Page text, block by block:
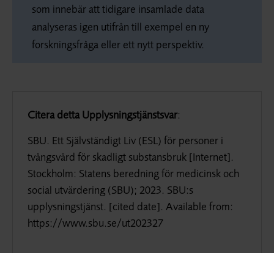
som innebär att tidigare insamlade data
analyseras igen utifrån till exempel en ny
forskningsfråga eller ett nytt perspektiv.
Citera detta Upplysningstjänstsvar:
SBU. Ett Självständigt Liv (ESL) för personer i
tvångsvård för skadligt substansbruk [Internet].
Stockholm: Statens beredning för medicinsk och
social utvärdering (SBU); 2023. SBU:s
upplysningstjänst. [cited date]. Available from:
https://www.sbu.se/ut202327